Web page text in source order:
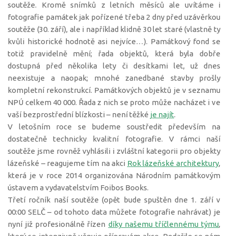
soutěže. Kromě snímků z letních měsíců ale uvítáme i
fotografie památek jak pořízené třeba 2 dny před uzávěrkou
soutěže (30. září), ale i například klidně 30 let staré (vlastně ty
kvůli historické hodnotě asi nejvíce…). Památkový fond se
totiž pravidelně mění; řada objektů, která byla dobře
dostupná před několika lety či desítkami let, už dnes
neexistuje a naopak; mnohé zanedbané stavby prošly
kompletní rekonstrukcí. Památkových objektů je v seznamu
NPÚ celkem 40 000. Řada z nich se proto může nacházet i ve
vaší bezprostřední blízkosti – není těžké je najít.
V letošním roce se budeme soustředit především na
dostatečně technicky kvalitní fotografie. V rámci naší
soutěže jsme rovněž vyhlásili i zvláštní kategorii pro objekty
lázeňské – reagujeme tím na akci Rok lázeňské architektury,
která je v roce 2014 organizována Národním památkovým
ústavem a vydavatelstvím Foibos Books.
Třetí ročník naší soutěže (opět bude spuštěn dne 1. září v
00:00 SELČ – od tohoto data můžete fotografie nahrávat) je
nyní již profesionálně řízen díky našemu tříčlennému týmu,